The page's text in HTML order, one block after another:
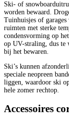
Ski- of
worden bewaard.
Tuinhuisjes of
ruimten met sterke
condensvorming op
op UV-straling, dus te
bij het bewaren.
Ski’s kunnen
speciale neopreen
liggen, waardoor ski
hele zomer rechtop.
Accessoires